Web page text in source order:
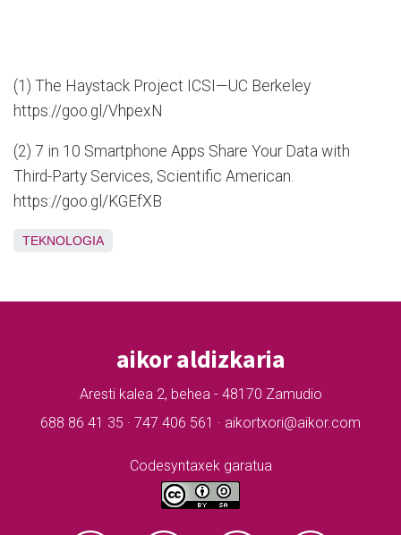
(1) The Haystack Project ICSI—UC Berkeley
https://goo.gl/VhpexN
(2) 7 in 10 Smartphone Apps Share Your Data with
Third-Party Services, Scientific American.
https://goo.gl/KGEfXB
TEKNOLOGIA
aikor aldizkaria
Aresti kalea 2, behea - 48170 Zamudio
688 86 41 35 · 747 406 561 · aikortxori@aikor.com
Codesyntaxek garatua